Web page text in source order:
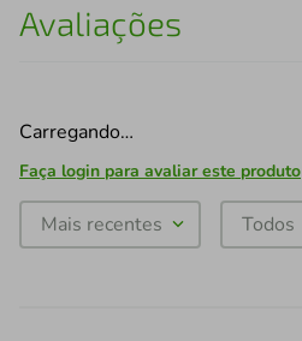
Avaliações
Carregando…
Faça login para avaliar este produto
Mais recentes Todos